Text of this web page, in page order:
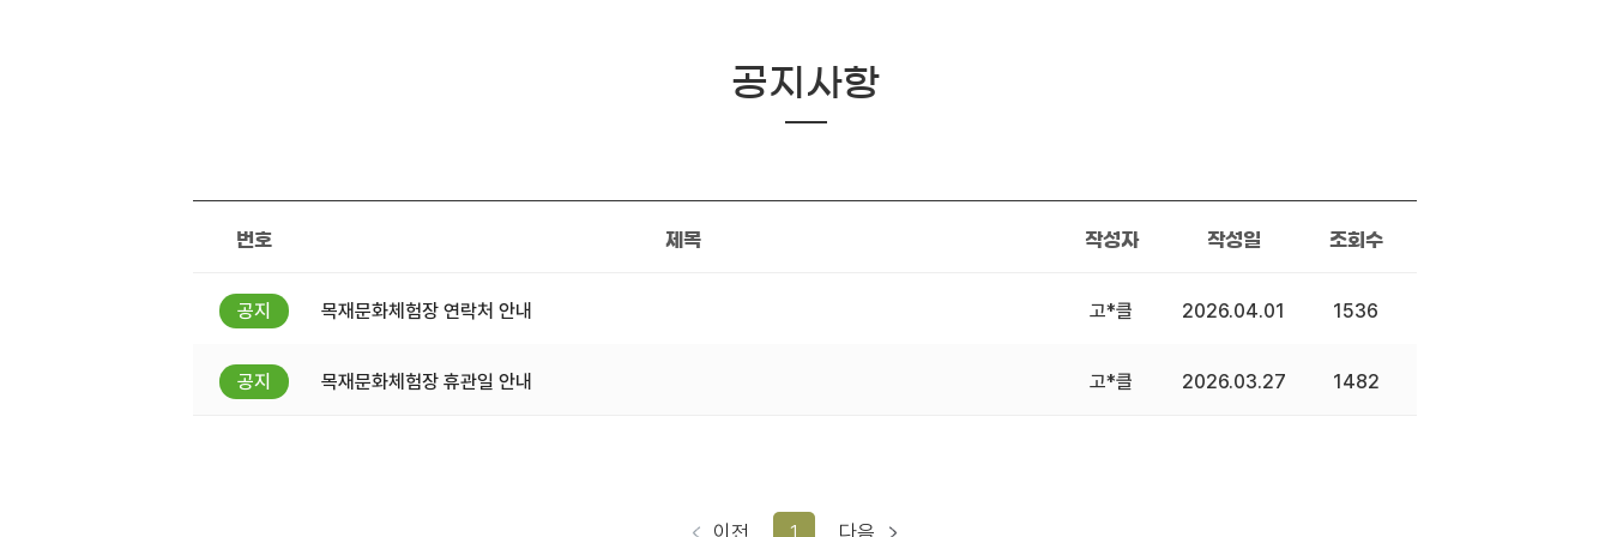
공지사항
번호 제목 작성자 작성일 조회수
목재문화체험장 연락처 안내 고*클 2026.04.01 1536
목재문화체험장 휴관일 안내 고*클 2026.03.27 1482
이전 1 다음